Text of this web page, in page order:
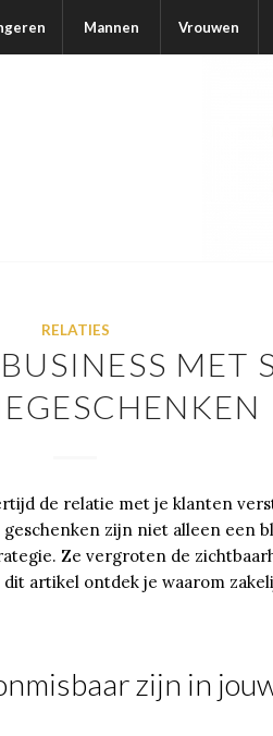
Mannen Vrouwen
RELATIES
MET
de relatie met je klanten
zijn niet alleen een
Ze vergroten de
artikel ontdek je waarom
zijn in